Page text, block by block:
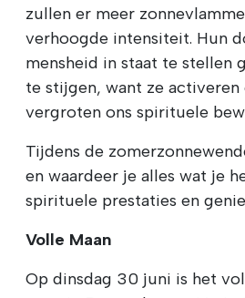
zullen er meer
verhoogde intensiteit. Hun
mensheid in staat te stellen
te stijgen, want ze activeren
vergroten ons spirituele
Tijdens de
en waardeer je alles wat je
spirituele prestaties en
Volle Maan
Op dinsdag 30 juni is het